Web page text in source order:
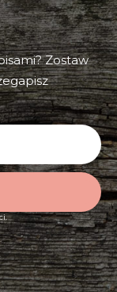
Zostaw